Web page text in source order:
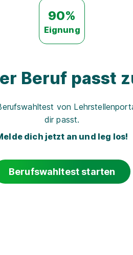
90%
Eignung
Beruf passt
von
dir passt.
dich jetzt an und leg los!
Berufswahltest starten